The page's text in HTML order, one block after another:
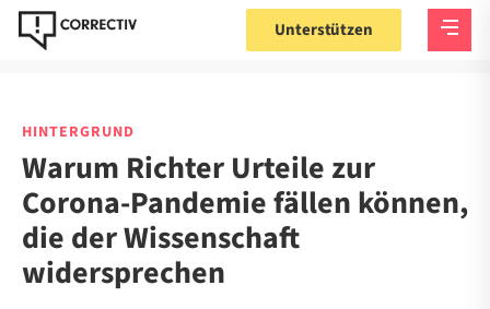
Unterstützen
HINTERGRUND
Warum Richter Urteile zur
Corona-Pandemie fällen können,
die der Wissenschaft
widersprechen